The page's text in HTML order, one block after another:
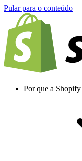
Pular para o conteúdo
Por que a Shopify